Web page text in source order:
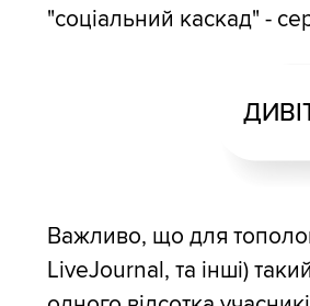
"соціальний каскад" -
Важливо, що для
LiveJournal, та інші)